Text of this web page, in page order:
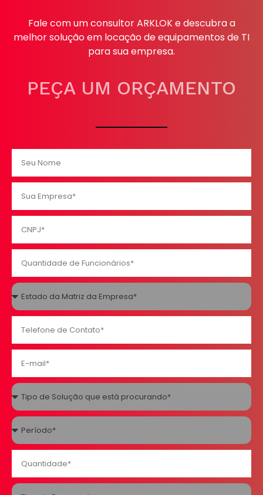
Fale com um consultor ARKLOK e descubra a
melhor solução em locação de equipamentos de TI
para sua empresa.
PEÇA UM ORÇAMENTO